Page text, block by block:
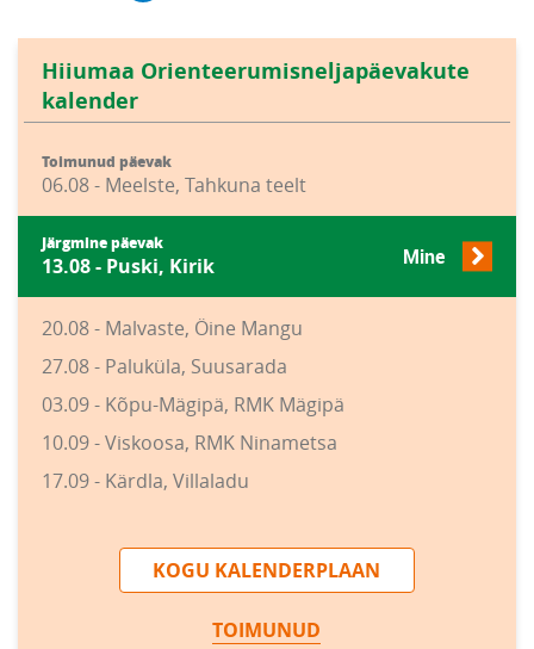
Hiiumaa Orienteerumisneljapäevakute
kalender
Toimunud päevak
06.08 - Meelste, Tahkuna teelt
Järgmine päevak
13.08 - Puski, Kirik Mine
20.08 - Malvaste, Öine Mangu
27.08 - Paluküla, Suusarada
03.09 - Kõpu-Mägipä, RMK Mägipä
10.09 - Viskoosa, RMK Ninametsa
17.09 - Kärdla, Villaladu
KOGU KALENDERPLAAN
TOIMUNUD